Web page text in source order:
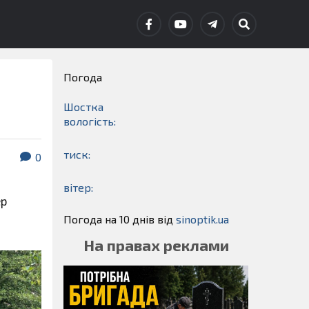
0
Погода
Шостка
вологість:
тиск:
вітер:
Погода на 10 днів від sinoptik.ua
На правах реклами